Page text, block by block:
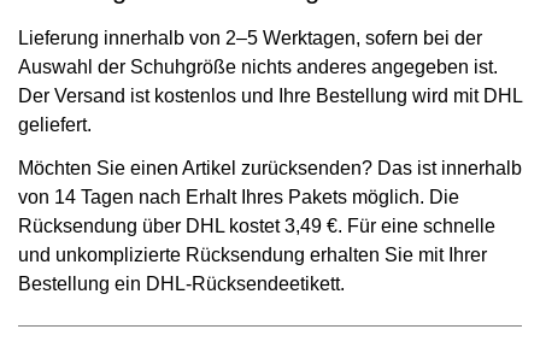
Lieferung innerhalb von 2–5 Werktagen, sofern bei der
Auswahl der Schuhgröße nichts anderes angegeben ist.
Der Versand ist kostenlos und Ihre Bestellung wird mit DHL
geliefert.
Möchten Sie einen Artikel zurücksenden? Das ist innerhalb
von 14 Tagen nach Erhalt Ihres Pakets möglich. Die
Rücksendung über DHL kostet 3,49 €. Für eine schnelle
und unkomplizierte Rücksendung erhalten Sie mit Ihrer
Bestellung ein DHL-Rücksendeetikett.